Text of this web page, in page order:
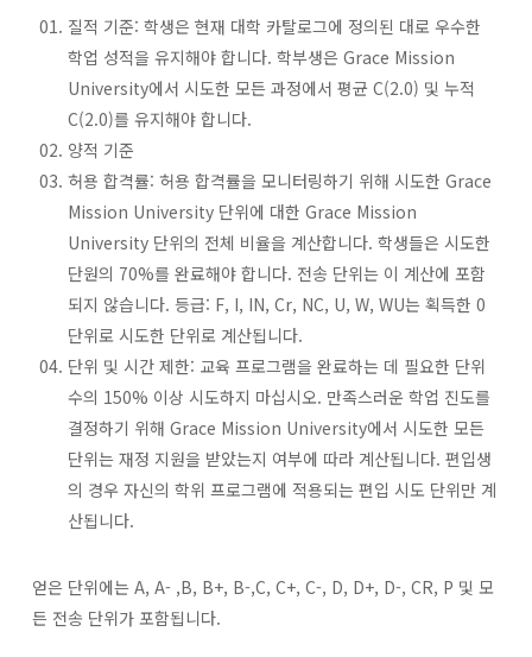
질적 기준: 학생은 현재 대학 카탈로그에 정의된 대로 우수한
학업 성적을 유지해야 합니다. 학부생은 Grace Mission
University에서 시도한 모든 과정에서 평균 C(2.0) 및 누적
C(2.0)를 유지해야 합니다.
양적 기준
허용 합격률: 허용 합격률을 모니터링하기 위해 시도한 Grace
Mission University 단위에 대한 Grace Mission
University 단위의 전체 비율을 계산합니다. 학생들은 시도한
단원의 70%를 완료해야 합니다. 전송 단위는 이 계산에 포함
되지 않습니다. 등급: F, I, IN, Cr, NC, U, W, WU는 획득한 0
단위로 시도한 단위로 계산됩니다.
단위 및 시간 제한: 교육 프로그램을 완료하는 데 필요한 단위
수의 150% 이상 시도하지 마십시오. 만족스러운 학업 진도를
결정하기 위해 Grace Mission University에서 시도한 모든
단위는 재정 지원을 받았는지 여부에 따라 계산됩니다. 편입생
의 경우 자신의 학위 프로그램에 적용되는 편입 시도 단위만 계
산됩니다.
얻은 단위에는 A, A- ,B, B+, B-,C, C+, C-, D, D+, D-, CR, P 및 모
든 전송 단위가 포함됩니다.